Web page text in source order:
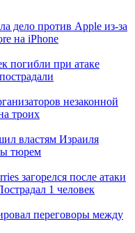
дело против Apple из-за
на iPhone
погибли при атаке
незаконной
троих
властям Израиля
тюрем
загорелся после атаки
1 человек
переговоры между